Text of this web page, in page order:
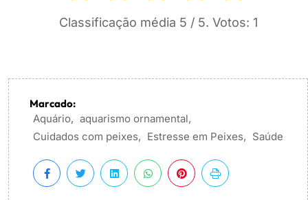
Classificação média 5 / 5. Votos: 1
Marcado:
Aquário, aquarismo ornamental,
Cuidados com peixes, Estresse em Peixes, Saúde